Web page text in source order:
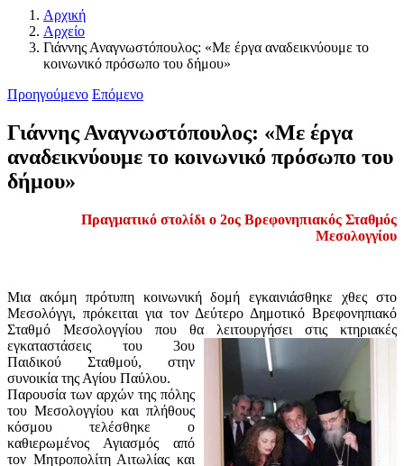
Αρχική
Αρχείο
Γιάννης Αναγνωστόπουλος: «Με έργα αναδεικνύουμε το
κοινωνικό πρόσωπο του δήμου»
Προηγούμενο Επόμενο
Γιάννης Αναγνωστόπουλος: «Με έργα
αναδεικνύουμε το κοινωνικό πρόσωπο του
δήμου»
Πραγματικό στολίδι ο 2ος Βρεφονηπιακός Σταθμός
Μεσολογγίου
Μια ακόμη πρότυπη κοινωνική δομή εγκαινιάσθηκε χθες στο
Μεσολόγγι, πρόκειται για τον Δεύτερο Δημοτικό Βρεφονηπιακό
Σταθμό Μεσολογγίου που θα λειτουργήσει στις κτηριακές
εγκαταστάσεις του 3ου
Παιδικού Σταθμού, στην
συνοικία της Αγίου Παύλου.
Παρουσία των αρχών της πόλης
του Μεσολογγίου και πλήθους
κόσμου τελέσθηκε ο
καθιερωμένος Αγιασμός από
τον Μητροπολίτη Αιτωλίας και